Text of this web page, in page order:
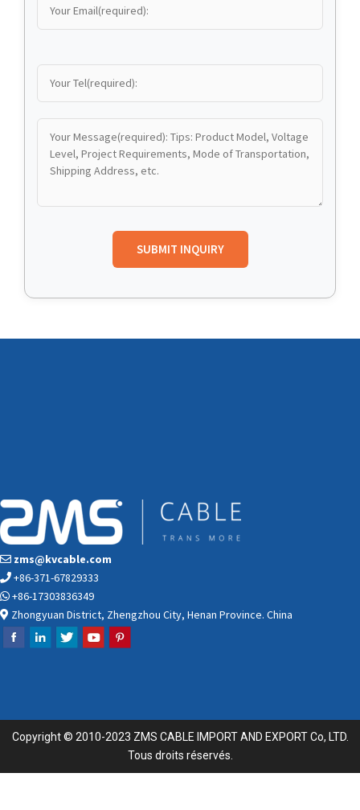
zms@kvcable.com
+86-371-67829333
+86-17303836349
Zhongyuan District, Zhengzhou City, Henan Province. China
Copyright © 2010-2023 ZMS CABLE IMPORT AND EXPORT Co, LTD.
Tous droits réservés.